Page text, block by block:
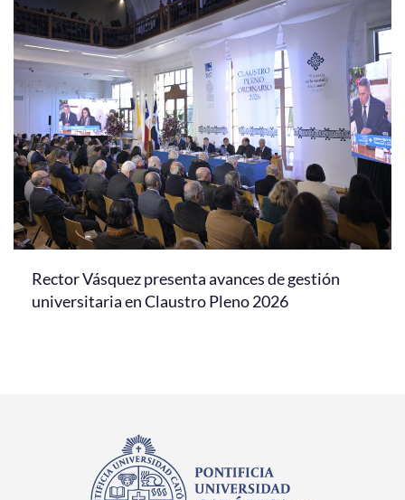
Rector Vásquez presenta avances de gestión
universitaria en Claustro Pleno 2026